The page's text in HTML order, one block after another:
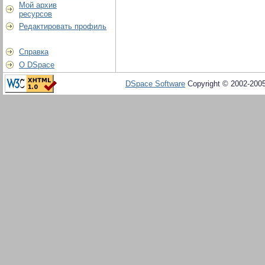
Мой архив
ресурсов
Редактировать профиль
Справка
О DSpace
DSpace Software Copyright © 2002-